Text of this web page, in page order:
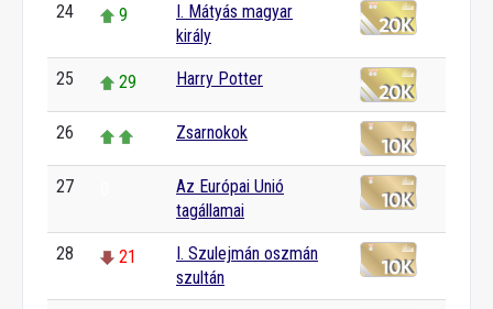
24 9
I. Mátyás magyar
király
25 29 Harry Potter
26 Zsarnokok
27
Az Európai Unió
tagállamai
28 21
I. Szulejmán oszmán
szultán